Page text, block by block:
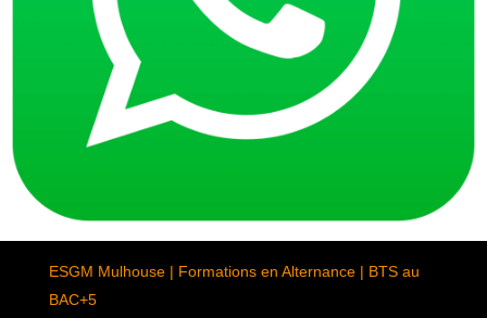
ESGM Mulhouse | Formations en Alternance | BTS au
BAC+5